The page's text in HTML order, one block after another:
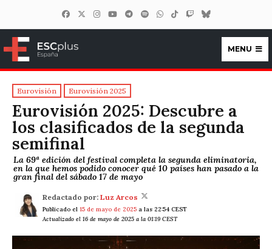
ESCplus España
MENU
Eurovisión Eurovisión 2025
Eurovisión 2025: Descubre a
los clasificados de la segunda
semifinal
La 69ª edición del festival completa la segunda eliminatoria,
en la que hemos podido conocer qué 10 países han pasado a la
gran final del sábado 17 de mayo
Redactado por: Luz Arcos
Publicado el 15 de mayo de 2025 a las 22:54 CEST
Actualizado el 16 de mayo de 2025 a la 01:19 CEST